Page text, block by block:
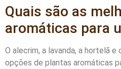
Quais são as
aromáticas para
O alecrim, a lavanda, a hortelã
opções de plantas aromáticas